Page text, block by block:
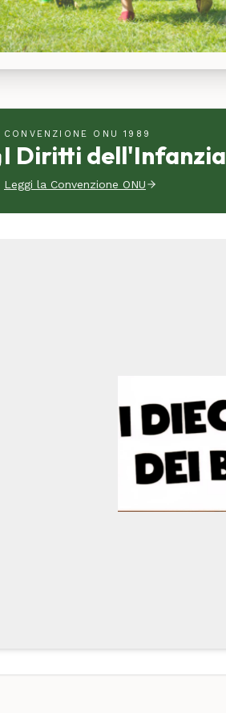
CONVENZIONE ONU 1989
I Diritti dell'Infanzia
Leggi la Convenzione ONU